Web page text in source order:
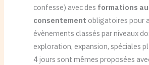
confesse) avec des formations au
consentement obligatoires pour
évènements classés par niveaux
exploration, expansion, spéciales
4 jours sont mêmes proposées